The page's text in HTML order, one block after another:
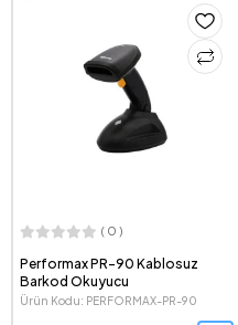
( 0 )
PERFORMAX PR-52 2D Wİ-Fİ
Scanner Siyah USB
Ürün Kodu: PR-52